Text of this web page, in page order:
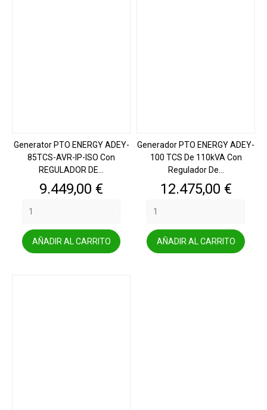
Generator PTO ENERGY ADEY-
85TCS-AVR-IP-ISO Con
REGULADOR DE...
Precio
9.449,00 €
AÑADIR AL CARRITO
Generador PTO ENERGY ADEY-
100 TCS De 110kVA Con
Regulador De...
Precio
12.475,00 €
AÑADIR AL CARRITO